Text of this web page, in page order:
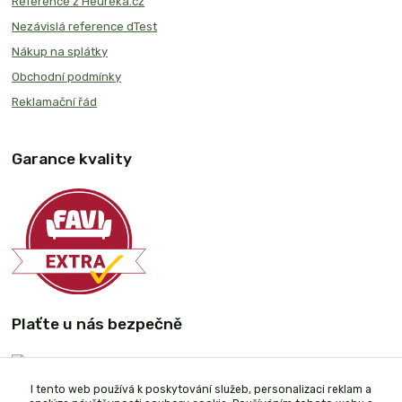
Nezávislá reference dTest
Nákup na splátky
Obchodní podmínky
Reklamační řád
Garance kvality
Plaťte u nás bezpečně
I tento web používá k poskytování služeb, personalizaci reklam a